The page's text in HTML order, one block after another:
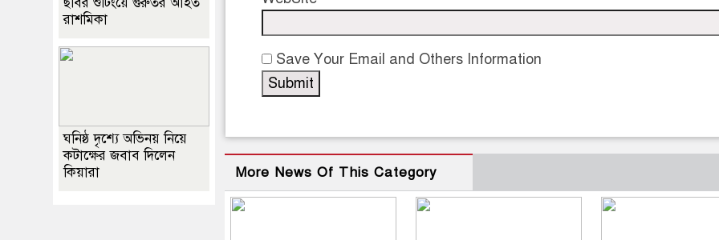
Save Your Email and Others Information
More News Of This Category
রাশমিকা
ঘনিষ্ঠ দৃশ্যে অভিনয় নিয়ে
কটাক্ষের জবাব দিলেন
কিয়ারা